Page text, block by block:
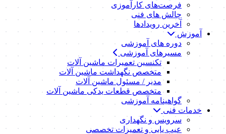
فرصت‌های کارآموزی
چالش های فنی
آخرین رویدادها
آموزش
دوره های آموزشی
مسیرهای آموزشی
تکنسین تعمیرات ماشین آلات
متخصص نگهداشت ماشین آلات
مدیر / مسئول ماشین آلات
متخصص قطعات یدکی ماشین آلات
گواهینامه آموزشی
خدمات فنی
سرویس و نگهداری
عیب یابی و تعمیرات تخصصی